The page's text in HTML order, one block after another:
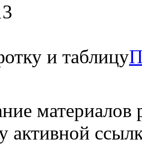
и таблицу
материалов
активной